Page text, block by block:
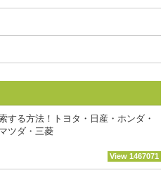
する方法！トヨタ・日産・ホンダ・
ツダ・三菱
View 1467071